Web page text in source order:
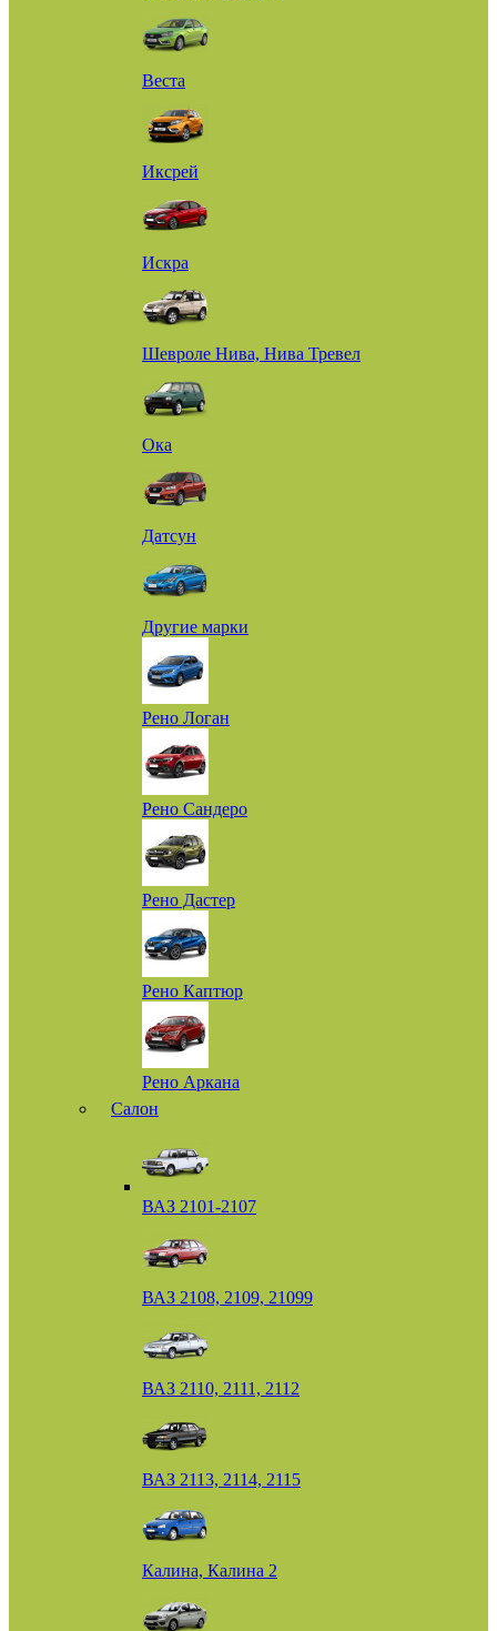
Веста
Иксрей
Искра
Шевроле Нива, Нива Тревел
Ока
Датсун
Другие марки
Рено Логан
Рено Сандеро
Рено Дастер
Рено Каптюр
Рено Аркана
Салон
ВАЗ 2101-2107
ВАЗ 2108, 2109, 21099
ВАЗ 2110, 2111, 2112
ВАЗ 2113, 2114, 2115
Калина, Калина 2